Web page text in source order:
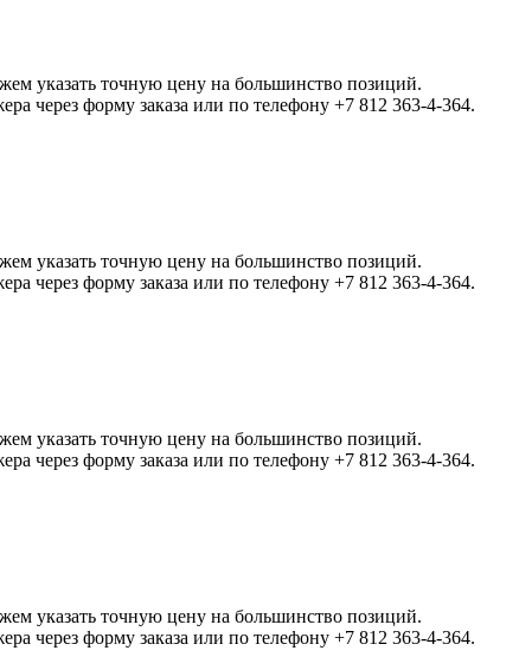
указать точную цену на большинство позиций.
через форму заказа или по телефону +7 812 363-4-364.
указать точную цену на большинство позиций.
через форму заказа или по телефону +7 812 363-4-364.
указать точную цену на большинство позиций.
через форму заказа или по телефону +7 812 363-4-364.
указать точную цену на большинство позиций.
через форму заказа или по телефону +7 812 363-4-364.